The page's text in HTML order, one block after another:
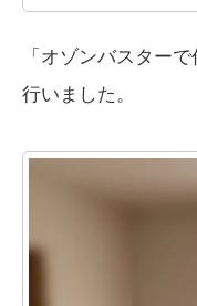
「オゾンバスター
行いました。